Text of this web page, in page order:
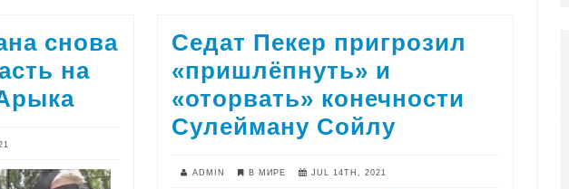
снова
на
Седат Пекер пригрозил
«пришлёпнуть» и
«оторвать» конечности
Сулейману Сойлу
ADMIN В МИРЕ JUL 14TH, 2021